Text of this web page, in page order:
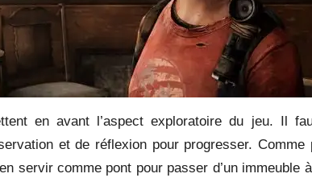
en avant l’aspect exploratoire du jeu. Il
et de réflexion pour progresser.
servir comme pont pour passer d’un immeuble